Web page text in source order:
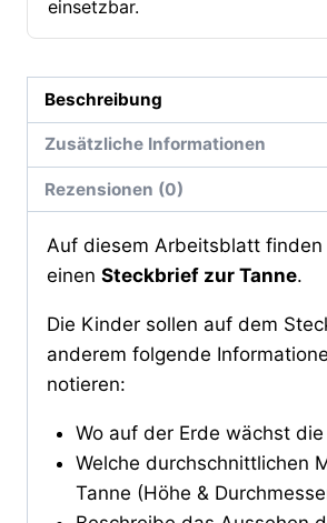
einsetzbar.
Beschreibung
Zusätzliche Informationen
Rezensionen (0)
Auf diesem Arbeitsblatt finden
einen Steckbrief zur Tanne.
Die Kinder sollen auf dem
anderem folgende
notieren:
Wo auf der Erde wächst die
Welche durchschnittlichen
Tanne (Höhe &